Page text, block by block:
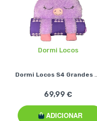
Dormi Locos
69,99 €
ADICIONAR